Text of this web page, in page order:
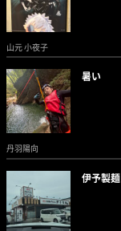
山元 小夜子
暑い
丹羽陽向
伊予製麺